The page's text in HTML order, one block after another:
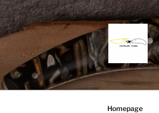
Skip
to
content
Homepage